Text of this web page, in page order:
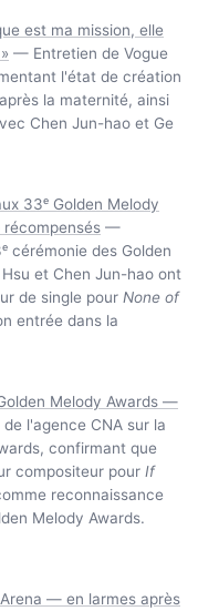
est ma mission, elle
— Entretien de Vogue
l'état de création
la maternité, ainsi
Chen Jun-hao et Ge
33ᵉ Golden Melody
—
cérémonie des Golden
et Chen Jun-hao ont
de single pour None of
entrée dans la
Melody Awards —
l'agence CNA sur la
confirmant que
compositeur pour If
reconnaissance
Melody Awards.
— en larmes après